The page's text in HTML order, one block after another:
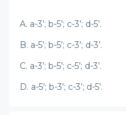
A. a-3’; b-5’; c-3’; d-5’.
B. a-5’; b-5’; c-3’; d-3’.
C. a-3’; b-5’; c-5’; d-3’.
D. a-5’; b-3’; c-3’; d-5’.